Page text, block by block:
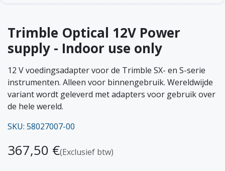
Trimble Optical 12V Power
supply - Indoor use only
12 V voedingsadapter voor de Trimble SX- en S-serie
instrumenten. Alleen voor binnengebruik. Wereldwijde
variant wordt geleverd met adapters voor gebruik over
de hele wereld.
SKU: 58027007-00
367,50 €(Exclusief btw)